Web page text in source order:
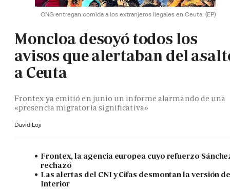
ONG entregan comida a los extranjeros ilegales en Ceuta. (EP)
Moncloa desoyó todos los
avisos que alertaban del
a Ceuta
Frontex ya emitió en junio un informe alarmando de una
«presencia migratoria significativa»
David Loji
Frontex, la agencia europea cuyo refuerzo
rechazó
Las alertas del CNI y Cifas desmontan la versión
Interior